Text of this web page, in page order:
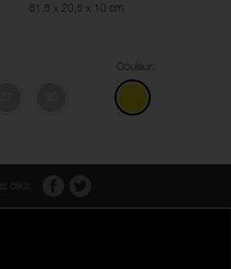
61,5 x 20,5 x 10 cm